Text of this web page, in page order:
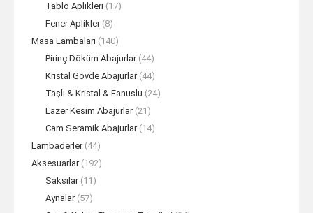
Tablo Aplikleri (17)
Fener Aplikler (8)
Masa Lambalari (140)
Pirinç Döküm Abajurlar (44)
Kristal Gövde Abajurlar (44)
Taşlı & Kristal & Fanuslu (24)
Lazer Kesim Abajurlar (21)
Cam Seramik Abajurlar (14)
Lambaderler (44)
Aksesuarlar (192)
Saksılar (11)
Aynalar (57)